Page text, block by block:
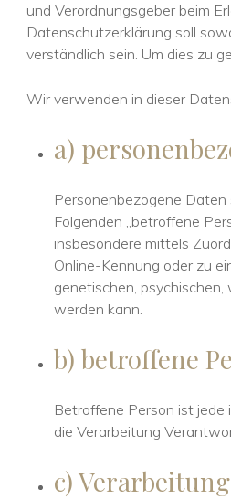
und Verordnungsgeber beim
Datenschutzerklärung soll
verständlich sein. Um dies zu
Wir verwenden in dieser
a)
Personenbezogene
Folgenden „betroffene
insbesondere mittels
Online-Kennung oder zu
genetischen,
werden kann.
b) betroffene
Betroffene Person ist
die Verarbeitung
c) Verarbeitung